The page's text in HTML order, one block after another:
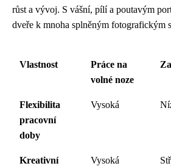
růst a vývoj. S vášní, pílí a poutavým
dveře k mnoha splněným fotografickým
Vlastnost
Práce na
volné noze
Flexibilita
pracovní
doby
Vysoká
Kreativní
Vysoká